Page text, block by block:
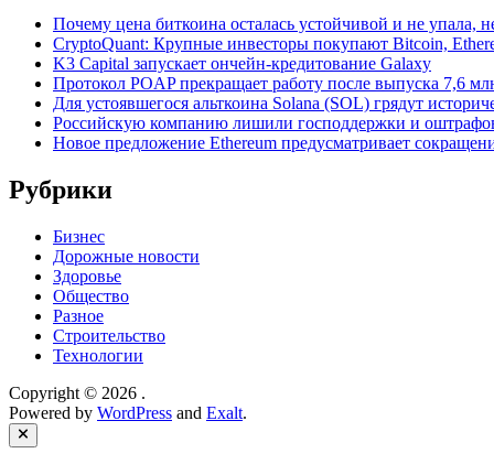
Почему цена биткоина осталась устойчивой и не упала,
CryptoQuant: Крупные инвесторы покупают Bitcoin,
K3 Capital запускает ончейн-кредитование Galaxy
Протокол POAP прекращает работу после выпуска 7,6
Для устоявшегося альткоина Solana (SOL) грядут
Российскую компанию лишили господдержки и
Новое предложение Ethereum предусматривает
Рубрики
Бизнес
Дорожные новости
Здоровье
Общество
Разное
Строительство
Технологии
Copyright © 2026 .
Powered by WordPress and Exalt.
Close